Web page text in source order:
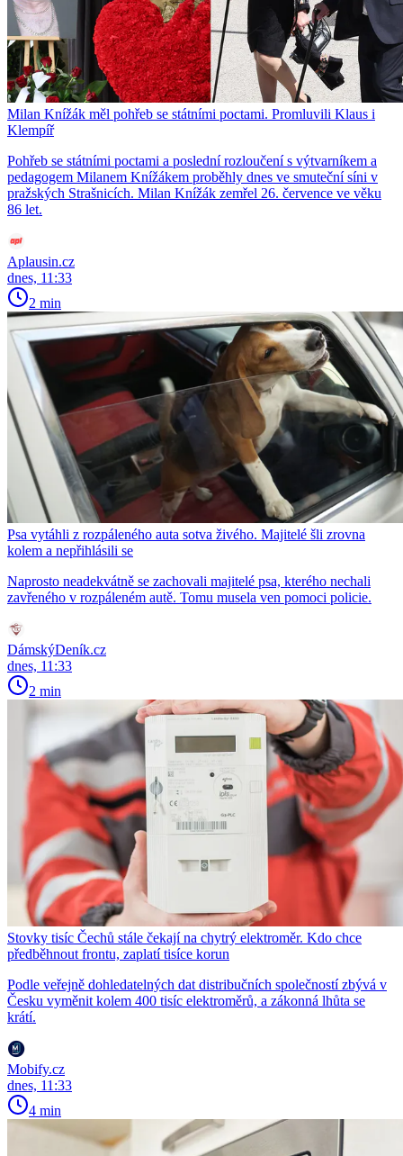
Milan Knížák měl pohřeb se státními poctami. Promluvili Klaus i
Klempíř
Pohřeb se státními poctami a poslední rozloučení s výtvarníkem a
pedagogem Milanem Knížákem proběhly dnes ve smuteční síni v
pražských Strašnicích. Milan Knížák zemřel 26. července ve věku
86 let.
Aplausin.cz
dnes, 11:33
2 min
Psa vytáhli z rozpáleného auta sotva živého. Majitelé šli zrovna
kolem a nepřihlásili se
Naprosto neadekvátně se zachovali majitelé psa, kterého nechali
zavřeného v rozpáleném autě. Tomu musela ven pomoci policie.
DámskýDeník.cz
dnes, 11:33
2 min
Stovky tisíc Čechů stále čekají na chytrý elektroměr. Kdo chce
předběhnout frontu, zaplatí tisíce korun
Podle veřejně dohledatelných dat distribučních společností zbývá v
Česku vyměnit kolem 400 tisíc elektroměrů, a zákonná lhůta se
krátí.
Mobify.cz
dnes, 11:33
4 min